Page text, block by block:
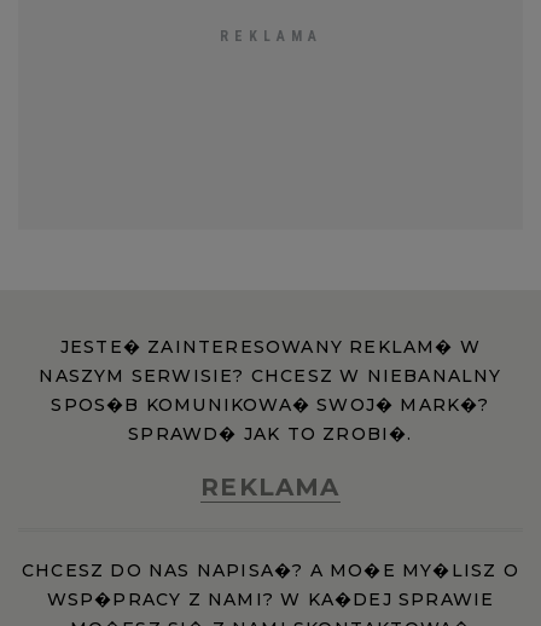
JESTE� ZAINTERESOWANY REKLAM� W
NASZYM SERWISIE? CHCESZ W NIEBANALNY
SPOS�B KOMUNIKOWA� SWOJ� MARK�?
SPRAWD� JAK TO ZROBI�.
REKLAMA
CHCESZ DO NAS NAPISA�? A MO�E MY�LISZ O
WSP�PRACY Z NAMI? W KA�DEJ SPRAWIE